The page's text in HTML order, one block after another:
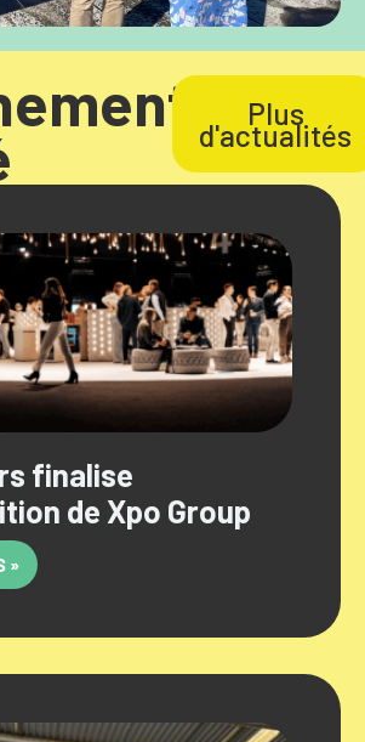
Plus
d'actualités
finalise
de Xpo Group
»